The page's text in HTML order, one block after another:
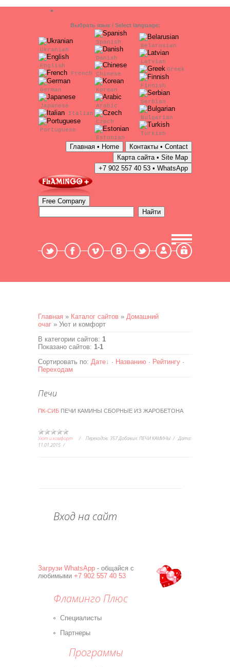
Выбрать язык / Select language:
Ukranian
English
French
German
Japanese
Italian
Portuguese
Spanish
Danish
Chinese
Korean
Arabic
Czech
Estonian
Belarusian
Latvian
Greek
Finnish
Serbian
Bulgarian
Turkish
Мой профиль
Главная » Каталог сайтов » Домашний
очаг » Уют и комфорт
В категории сайтов: 1
Показано сайтов: 1-1
Сортировать по: Дате · Названию · Рейтингу ·
Переходам
Печи
ПК-СИБ ПЕЧИ КАМИНЫ СБОРНЫЕ ИЗ ЖАРОБЕТОНА
Уют и комфорт Переходов: 357Добавил:ПЕЧИ КАМИНЫ
Дата:
11.01.2015
Вход на сайт
Загрузи WhatsApp - общайся с
любимыми +7 902 557 40 53
Фламинго Плюс
Специалисты
Партнеры
Программы